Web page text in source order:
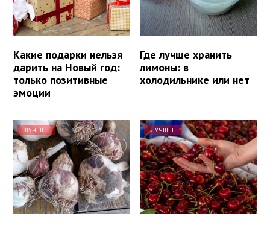
Какие подарки нельзя
дарить на Новый год:
только позитивные
эмоции
Где лучше хранить
лимоны: в
холодильнике или нет
ЛУЧШЕЕ ЛУЧШЕЕ